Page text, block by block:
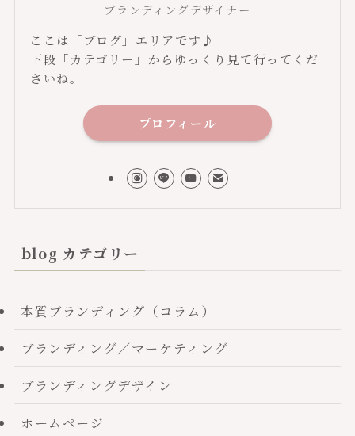
ブランディングデザイナー
ここは「ブログ」エリアです♪
下段「カテゴリー」からゆっくり見て行ってくだ
さいね。
プロフィール
blog カテゴリー
本質ブランディング（コラム）
ブランディング／マーケティング
ブランディングデザイン
ホームページ